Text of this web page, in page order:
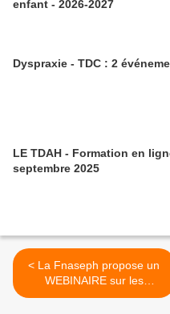
enfant - 2026-2027
Dyspraxie - TDC : 2
LE TDAH - Formation en
septembre 2025
< La Fnaseph propose un
WEBINAIRE sur les
aménagements d'examens,